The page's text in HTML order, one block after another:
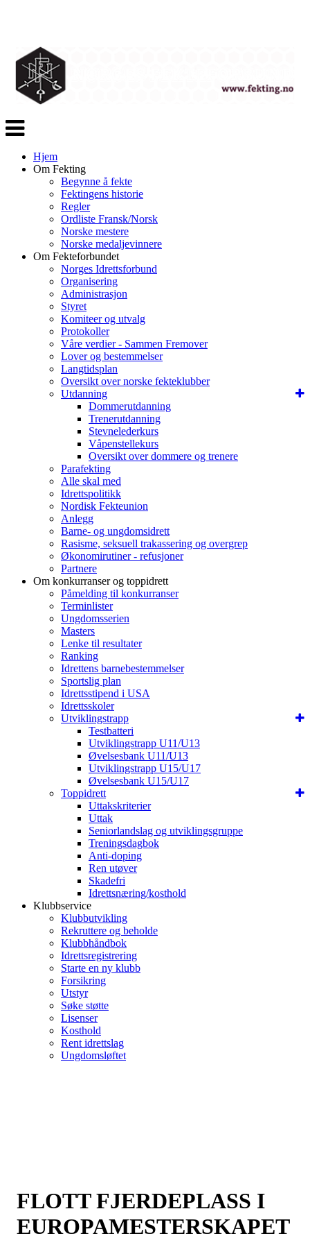
Veksle
navigasjon
Hjem
Om Fekting
Begynne å fekte
Fektingens historie
Regler
Ordliste Fransk/Norsk
Norske mestere
Norske medaljevinnere
Om Fekteforbundet
Norges Idrettsforbund
Organisering
Administrasjon
Styret
Komiteer og utvalg
Protokoller
Våre verdier - Sammen Fremover
Lover og bestemmelser
Langtidsplan
Oversikt over norske fekteklubber
Utdanning
Dommerutdanning
Trenerutdanning
Stevnelederkurs
Våpenstellekurs
Oversikt over dommere og trenere
Parafekting
Alle skal med
Idrettspolitikk
Nordisk Fekteunion
Anlegg
Barne- og ungdomsidrett
Rasisme, seksuell trakassering og overgrep
Økonomirutiner - refusjoner
Partnere
Om konkurranser og toppidrett
Påmelding til konkurranser
Terminlister
Ungdomsserien
Masters
Lenke til resultater
Ranking
Idrettens barnebestemmelser
Sportslig plan
Idrettsstipend i USA
Idrettsskoler
Utviklingstrapp
Testbatteri
Utviklingstrapp U11/U13
Øvelsesbank U11/U13
Utviklingstrapp U15/U17
Øvelsesbank U15/U17
Toppidrett
Uttakskriterier
Uttak
Seniorlandslag og utviklingsgruppe
Treningsdagbok
Anti-doping
Ren utøver
Skadefri
Idrettsnæring/kosthold
Klubbservice
Klubbutvikling
Rekruttere og beholde
Klubbhåndbok
Idrettsregistrering
Starte en ny klubb
Forsikring
Utstyr
Søke støtte
Lisenser
Kosthold
Rent idrettslag
Ungdomsløftet
FLOTT FJERDEPLASS I
EUROPAMESTERSKAPET